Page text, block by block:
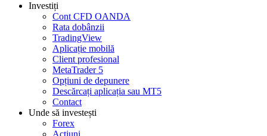
Investiți
Cont CFD OANDA
Rata dobânzii
TradingView
Aplicație mobilă
Client profesional
MetaTrader 5
Opțiuni de depunere
Descărcați aplicația sau MT5
Contact
Unde să investești
Forex